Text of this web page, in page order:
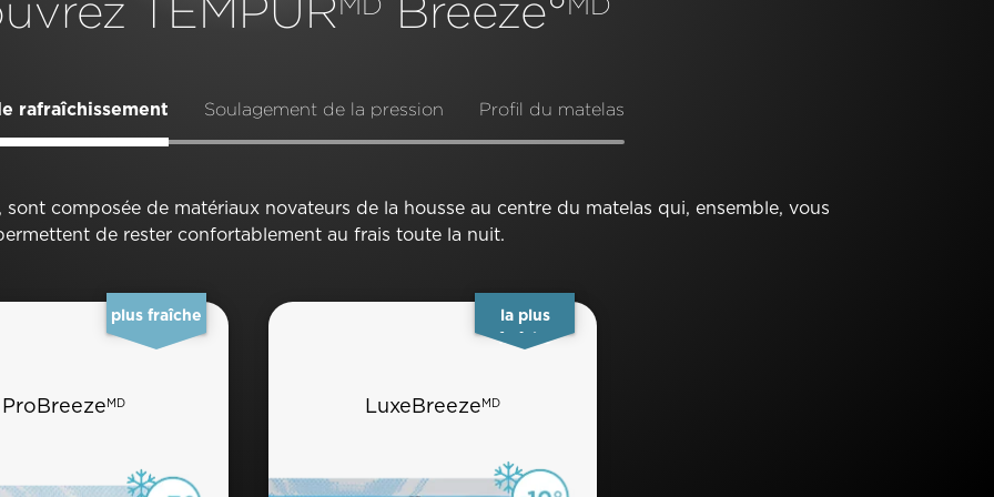
TEMPUR Breeze°
rafraîchissement Soulagement de la pression Profil du matelas
sont composée de matériaux novateurs de la housse au centre du matelas qui, ensemble, vous
de rester confortablement au frais toute la nuit.
plus fraîche
ProBreezeMD
la plus
fraîche
LuxeBreezeMD